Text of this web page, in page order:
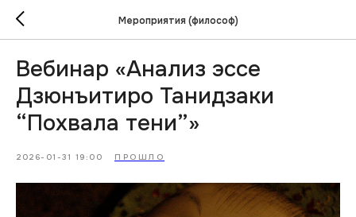
Мероприятия (философ)
Вебинар «Анализ эссе
Дзюнъитиро Танидзаки
“Похвала тени”»
2026-01-31 19:00 ПРОШЛО